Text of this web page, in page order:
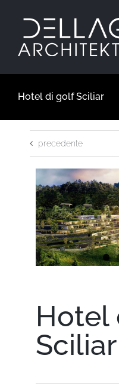
Hotel di golf Sciliar
precedente
Hotel
Sciliar